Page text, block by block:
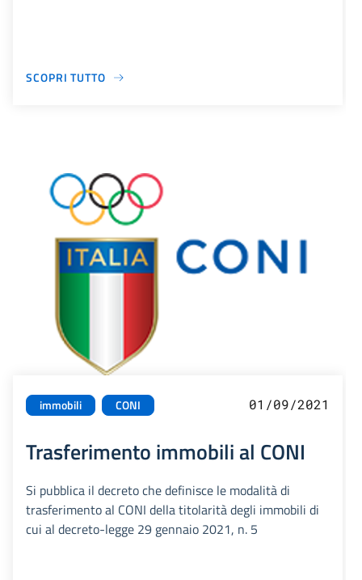
SCOPRI TUTTO
immobili CONI 01/09/2021
Trasferimento immobili al CONI
Si pubblica il decreto che definisce le modalità di
trasferimento al CONI della titolarità degli immobili di
cui al decreto-legge 29 gennaio 2021, n. 5